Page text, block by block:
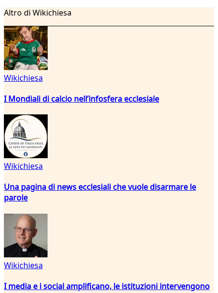
Altro di Wikichiesa
Wikichiesa
I Mondiali di calcio nell’infosfera ecclesiale
Wikichiesa
Una pagina di news ecclesiali che vuole disarmare le
parole
Wikichiesa
I media e i social amplificano, le istituzioni intervengono